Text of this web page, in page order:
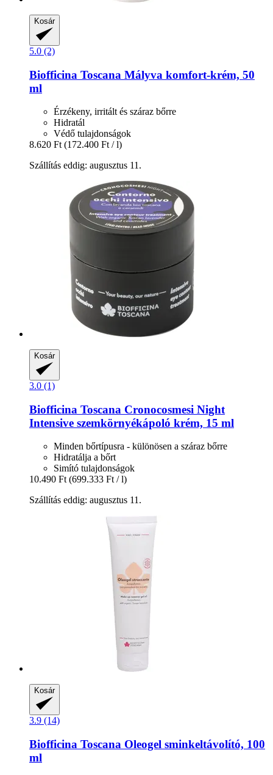
Kosár
5.0 (2)
Biofficina Toscana Mályva komfort-​krém, 50
ml
Érzékeny, irritált és száraz bőrre
Hidratál
Védő tulajdonságok
8.620 Ft (172.400 Ft / l)
Szállítás eddig: augusztus 11.
Kosár
3.0 (1)
Biofficina Toscana Cronocosmesi Night
Intensive szemkörnyékápoló krém, 15 ml
Minden bőrtípusra - különösen a száraz bőrre
Hidratálja a bőrt
Simító tulajdonságok
10.490 Ft (699.333 Ft / l)
Szállítás eddig: augusztus 11.
Kosár
3.9 (14)
Biofficina Toscana Oleogel sminkeltávolító, 100
ml